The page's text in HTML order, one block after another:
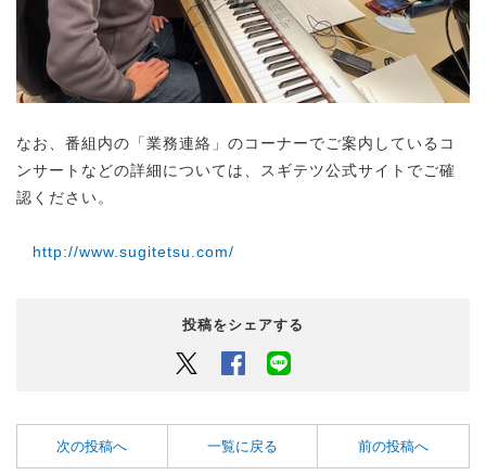
なお、番組内の「業務連絡」のコーナーでご案内しているコ
ンサートなどの詳細については、スギテツ公式サイトでご確
認ください。
http://www.sugitetsu.com/
投稿をシェアする
Twitter Facebook
次の投稿へ 一覧に戻る 前の投稿へ